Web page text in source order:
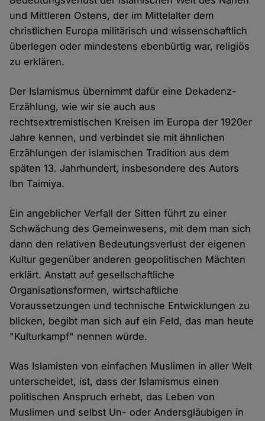
und Mittleren Ostens, der im Mittelalter dem
christlichen Europa militärisch und wissenschaftlich
überlegen oder mindestens ebenbürtig war, religiös
zu erklären.
Der Islamismus übernimmt dafür eine Dekadenz-
Erzählung, wie wir sie auch aus
rechtsextremistischen Kreisen im Europa der 1920er
Jahre kennen, und verbindet sie mit ähnlichen
Erzählungen der islamischen Tradition aus dem
späten 13. Jahrhundert, insbesondere des Autors
Ibn Taimiya.
Ein angeblicher Verfall der Sitten führt zu einer
Schwächung des Gemeinwesens, mit dem man sich
dann den relativen Bedeutungsverlust der eigenen
Kultur gegenüber anderen geopolitischen Mächten
erklärt. Anstatt auf gesellschaftliche
Organisationsformen, wirtschaftliche
Voraussetzungen und technische Entwicklungen zu
blicken, begibt man sich auf ein Feld, das man heute
"Kulturkampf" nennen würde.
Was Islamisten von einfachen Muslimen in aller Welt
unterscheidet, ist, dass der Islamismus einen
politischen Anspruch erhebt, das Leben von
Muslimen und selbst Un- oder Andersgläubigen in